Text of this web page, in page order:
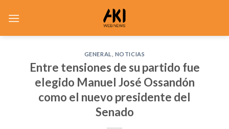
GENERAL NOTICIAS
Entre tensiones de su partido fue
elegido Manuel José Ossandón
como el nuevo presidente del
Senado